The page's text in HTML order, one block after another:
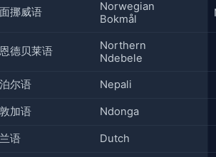
挪威语
Norwegian
Bokmål
德贝莱语
Northern
Ndebele
尔语 Nepali
加语 Ndonga
语 Dutch